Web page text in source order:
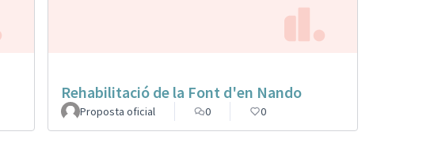
Rehabilitació de la Font d'en Nando
Proposta oficial 0 0